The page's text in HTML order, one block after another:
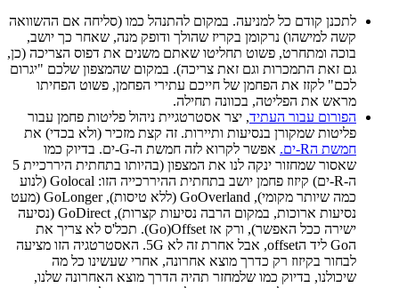
לתכנן קודם כל למניעה. במקום להתנהל כמו (סליחה אם ההשוואה
קשה למישהו) נרקומן בקריז שהולך ודופק מנה, שאחר כך יושב,
בוכה ומתחרט, פשוט תחליטו שאתם משנים את דפוס הצריכה (כן,
גם זאת התמכרות וגם זאת צריכה). במקום שהמצפון שלכם "יגרום
לכם" לקזז את הפחמן של חייכם עתירי הפחמן, פשוט הפחיתו
מראש את הפליטה, בכוונה תחילה.
הפורום עבור העתיד, יצר אסטרטגיית ניהול פליטות פחמן עבור
פליטות שמקורן בנסיעות ותיירות. זה קצת מזכיר (ולא בכדי) את
חמשת הR-ים.
אפשר לקרוא לזה חמשת ה-G-ים. בדיוק כמו
שאסור שמחזור ינקה לנו את המצפון (בהיותו בתחתית היררכיית 5
ה-R-ים) קיזוז פחמן יושב בתחתית ההיררכייה הזו: Golocal (לנוע
כמה שיותר מקומי), GoOverland (ללא טיסות), GoLonger (מעט
נסיעות ארוכות, במקום הרבה נסיעות קצרות), GoDirect (נסיעה
ישירה ככל האפשר), ורק אז Go)Offset). תכל'ס לא צריך את
הGo ליד הoffset, אבל אחרת זה לא 5G. האסטרטגיה הזו מציעה
לבחור בקיזוז רק כדרך מוצא אחרונה, אחרי שעשינו כל מה
שיכולנו, בדיוק כמו שלמחזר תהיה הדרך מוצא האחרונה שלנו,